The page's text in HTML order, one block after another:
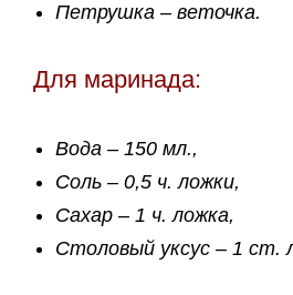
Петрушка – веточка.
Для маринада:
Вода – 150 мл.,
Соль – 0,5 ч. ложки,
Сахар – 1 ч. ложка,
Столовый уксус – 1 ст.